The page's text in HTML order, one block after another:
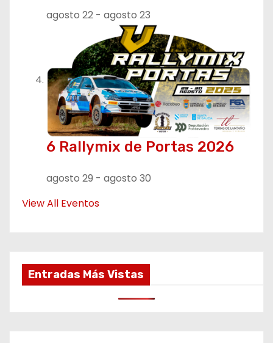
agosto 22 - agosto 23
6 Rallymix de Portas 2026
agosto 29 - agosto 30
View All Eventos
Entradas Más Vistas